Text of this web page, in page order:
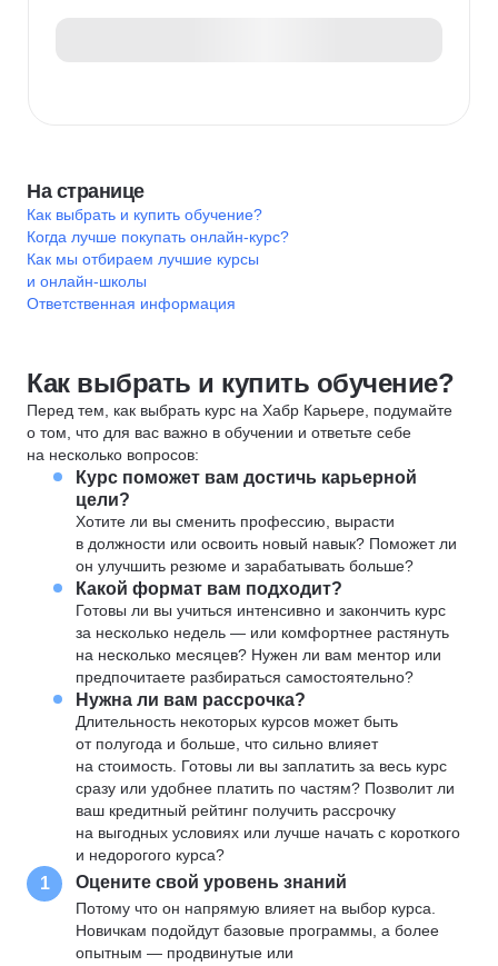
На странице
Как выбрать и купить обучение?
Когда лучше покупать онлайн-курс?
Как мы отбираем лучшие курсы
и онлайн-школы
Ответственная информация
Как выбрать и купить обучение?
Перед тем, как выбрать курс на Хабр Карьере, подумайте
о том, что для вас важно в обучении и ответьте себе
на несколько вопросов:
Курс поможет вам достичь карьерной
цели?
Хотите ли вы сменить профессию, вырасти
в должности или освоить новый навык? Поможет ли
он улучшить резюме и зарабатывать больше?
Какой формат вам подходит?
Готовы ли вы учиться интенсивно и закончить курс
за несколько недель — или комфортнее растянуть
на несколько месяцев? Нужен ли вам ментор или
предпочитаете разбираться самостоятельно?
Нужна ли вам рассрочка?
Длительность некоторых курсов может быть
от полугода и больше, что сильно влияет
на стоимость. Готовы ли вы заплатить за весь курс
сразу или удобнее платить по частям? Позволит ли
ваш кредитный рейтинг получить рассрочку
на выгодных условиях или лучше начать с короткого
и недорогого курса?
1 Оцените свой уровень знаний
Потому что он напрямую влияет на выбор курса.
Новичкам подойдут базовые программы, а более
опытным — продвинутые или